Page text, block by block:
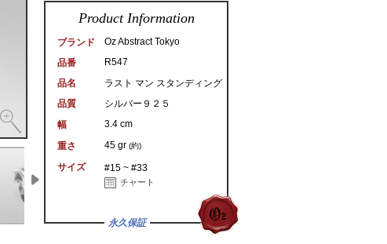
Product Information
ブランド
Oz Abstract Tokyo
品番
R547
品名
ラスト マン スタンディング
品質
シルバー９２５
幅
3.4 cm
重さ
45 gr (約)
サイズ #15 ~ #33
チャート
永久保証